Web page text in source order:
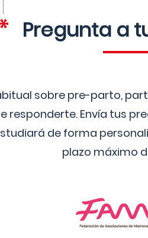
Pregunta a
sobre pre-parto,
responderte. Envía tus
de forma
plazo máximo